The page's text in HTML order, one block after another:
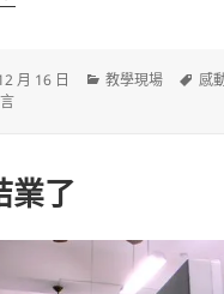
月 16 日
分
教學現場
標
感
貝〉中
業了